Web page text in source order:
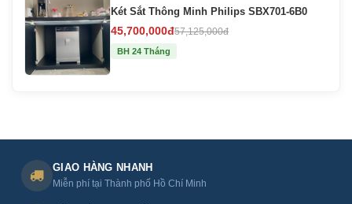
Két Sắt Thông Minh Philips SBX701-6B0
45,700,000đ57,125,000đ
BH 24 Tháng
GIAO HÀNG NHANH
Miễn phí tại Thành phố Hồ Chí Minh